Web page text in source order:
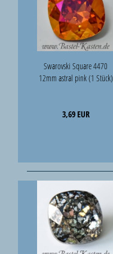
Swarovski Square 4470
12mm astral pink (1 Stück)
3,69 EUR